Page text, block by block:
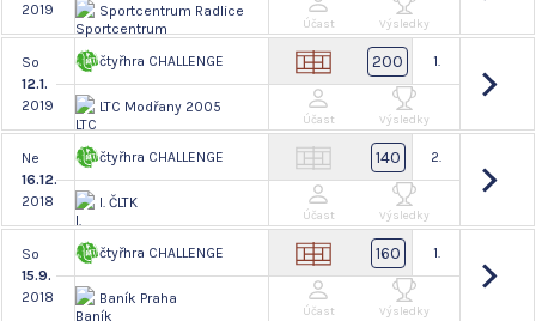
2019
Sportcentrum Radlice
Účast Výsledky
So
12.1.
2019
čtyřhra CHALLENGE
LTC Modřany 2005
200 1.
Účast Výsledky
Ne
16.12.
2018
čtyřhra CHALLENGE
I. ČLTK
140 2.
Účast Výsledky
So
15.9.
2018
čtyřhra CHALLENGE
Baník Praha
160 1.
Účast Výsledky